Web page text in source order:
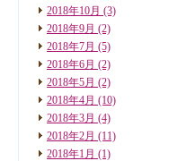
2018年10月 (3)
2018年9月 (2)
2018年7月 (5)
2018年6月 (2)
2018年5月 (2)
2018年4月 (10)
2018年3月 (4)
2018年2月 (11)
2018年1月 (1)